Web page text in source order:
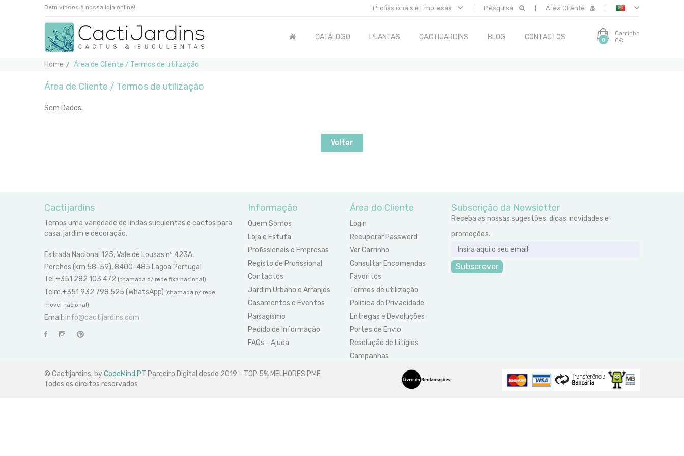
Bem vindos à nossa loja online! Profissionais e Empresas Pesquisa Área Cliente
CATÁLOGO PLANTAS CACTIJARDINS BLOG CONTACTOS 0
Carrinho
0€
Home Área de Cliente / Termos de utilização
Área de Cliente / Termos de utilização
Sem Dados.
Voltar
Cactijardins
Temos uma variedade de lindas suculentas e cactos para
casa, jardim e decoração.
Estrada Nacional 125, Vale de Lousas nº 423A,
Porches (km 58-59), 8400-485 Lagoa Portugal
Tel:+351 282 103 472 (chamada p/ rede fixa nacional)
Telm:+351 932 798 525 (WhatsApp) (chamada p/ rede
móvel nacional)
Email: info@cactijardins.com
Informação
Quem Somos
Loja e Estufa
Profissionais e Empresas
Registo de Profissional
Contactos
Jardim Urbano e Arranjos
Casamentos e Eventos
Paisagismo
Pedido de Informação
FAQs - Ajuda
Área do Cliente
Login
Recuperar Password
Ver Carrinho
Consultar Encomendas
Favoritos
Termos de utilização
Politica de Privacidade
Entregas e Devoluções
Portes de Envio
Resolução de Litígios
Campanhas
Subscrição da Newsletter
Receba as nossas sugestões, dicas, novidades e
promoções.
Subscrever
© Cactijardins. byCodeMind.PT Parceiro Digital desde 2019 - TOP 5% MELHORES PME
Todos os direitos reservados